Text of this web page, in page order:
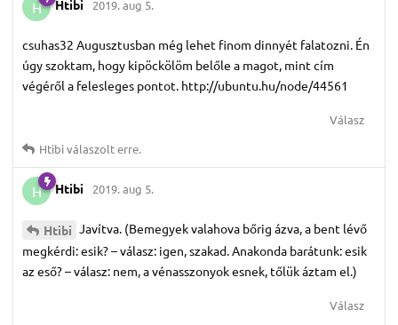
H Htibi 2019. aug 5.
csuhas32 Augusztusban még lehet finom dinnyét falatozni. Én
úgy szoktam, hogy kipöckölöm belőle a magot, mint cím
végéről a felesleges pontot. http://ubuntu.hu/node/44561
Válasz
Htibiválaszolt erre.
H Htibi 2019. aug 5.
Htibi Javítva. (Bemegyek valahova bőrig ázva, a bent lévő
megkérdi: esik? – válasz: igen, szakad. Anakonda barátunk: esik
az eső? – válasz: nem, a vénasszonyok esnek, tőlük áztam el.)
Válasz